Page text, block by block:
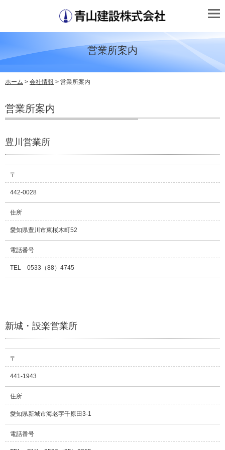
営業所案内
ホーム > 会社情報 > 営業所案内
営業所案内
豊川営業所
〒
442-0028
住所
愛知県豊川市東桜木町52
電話番号
TEL 0533（88）4745
新城・設楽営業所
〒
441-1943
住所
愛知県新城市海老字千原田3-1
電話番号